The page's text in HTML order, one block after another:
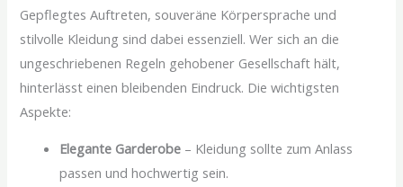
Gepflegtes Auftreten, souveräne Körpersprache und
stilvolle Kleidung sind dabei essenziell. Wer sich an die
ungeschriebenen Regeln gehobener Gesellschaft hält,
hinterlässt einen bleibenden Eindruck. Die wichtigsten
Aspekte:
Elegante Garderobe – Kleidung sollte zum Anlass
passen und hochwertig sein.